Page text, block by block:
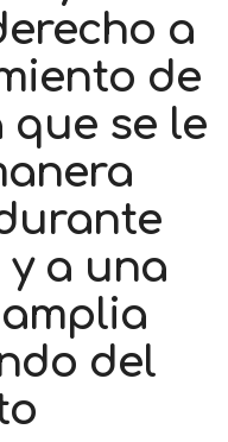
a
de
que se le
a una
del